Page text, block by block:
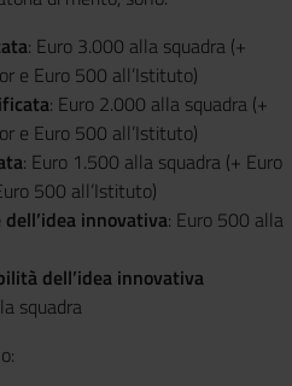
: Euro 3.000 alla squadra (+
e Euro 500 all’Istituto)
: Euro 2.000 alla squadra (+
e Euro 500 all’Istituto)
: Euro 1.500 alla squadra (+ Euro
500 all’Istituto)
innovativa: Euro 500 alla
dell’idea innovativa
squadra